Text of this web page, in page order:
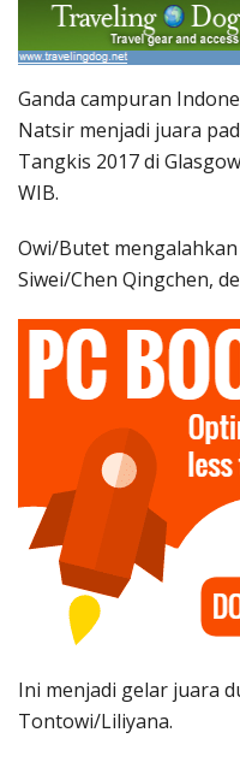
Ganda campuran
Natsir menjadi juara
Tangkis 2017 di
WIB.
Owi/Butet
Siwei/Chen Qingchen,
Ini menjadi gelar juara
Tontowi/Liliyana.